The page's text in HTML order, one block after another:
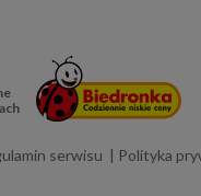
serwisu Polityka